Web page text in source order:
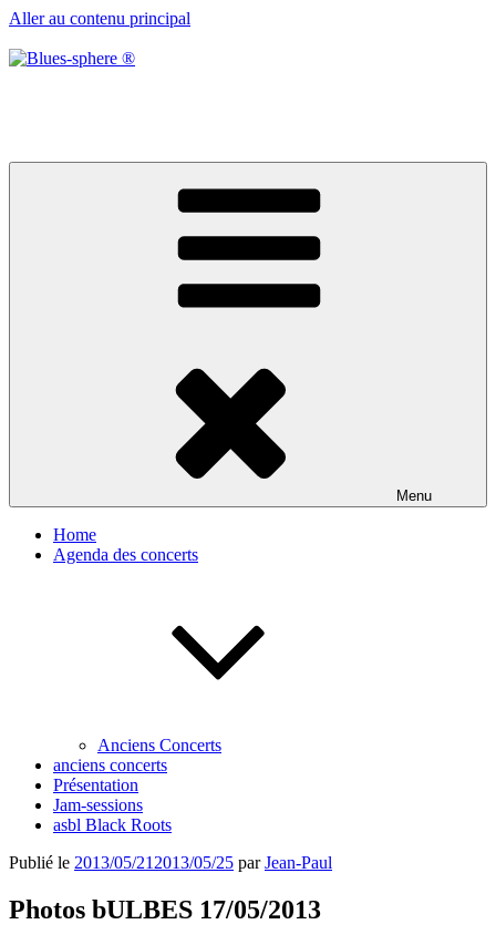
Aller au contenu principal
Menu
Home
Agenda des concerts
Anciens Concerts
anciens concerts
Présentation
Jam-sessions
asbl Black Roots
Publié le 2013/05/21 2013/05/25 parJean-Paul
Photos bULBES 17/05/2013